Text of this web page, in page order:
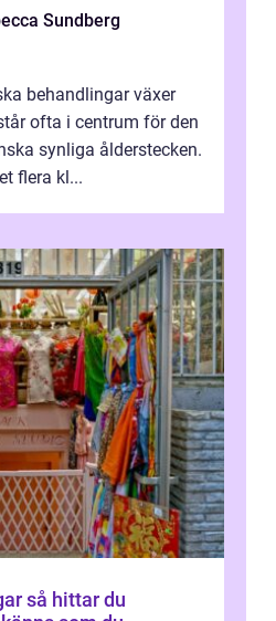
Sundberg
behandlingar växer
ofta i centrum för den
synliga ålderstecken.
flera kl...
du